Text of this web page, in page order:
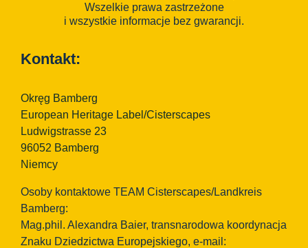
Wszelkie prawa zastrzeżone
i wszystkie informacje bez gwarancji.
Kontakt:
Okręg Bamberg
European Heritage Label/Cisterscapes
Ludwigstrasse 23
96052 Bamberg
Niemcy
Osoby kontaktowe TEAM Cisterscapes/Landkreis
Bamberg:
Mag.phil. Alexandra Baier, transnarodowa koordynacja
Znaku Dziedzictwa Europejskiego, e-mail: